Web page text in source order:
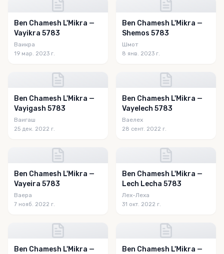
Ben Chamesh L'Mikra —
Vayikra 5783
Ваикра
19 мар. 2023 г.
Ben Chamesh L'Mikra —
Shemos 5783
Шмот
8 янв. 2023 г.
Ben Chamesh L'Mikra —
Vayigash 5783
Ваигаш
25 дек. 2022 г.
Ben Chamesh L'Mikra —
Vayelech 5783
Ваелех
28 сент. 2022 г.
Ben Chamesh L'Mikra —
Vayeira 5783
Ваера
7 нояб. 2022 г.
Ben Chamesh L'Mikra —
Lech Lecha 5783
Лех-Леха
31 окт. 2022 г.
Ben Chamesh L'Mikra —
Ben Chamesh L'Mikra —